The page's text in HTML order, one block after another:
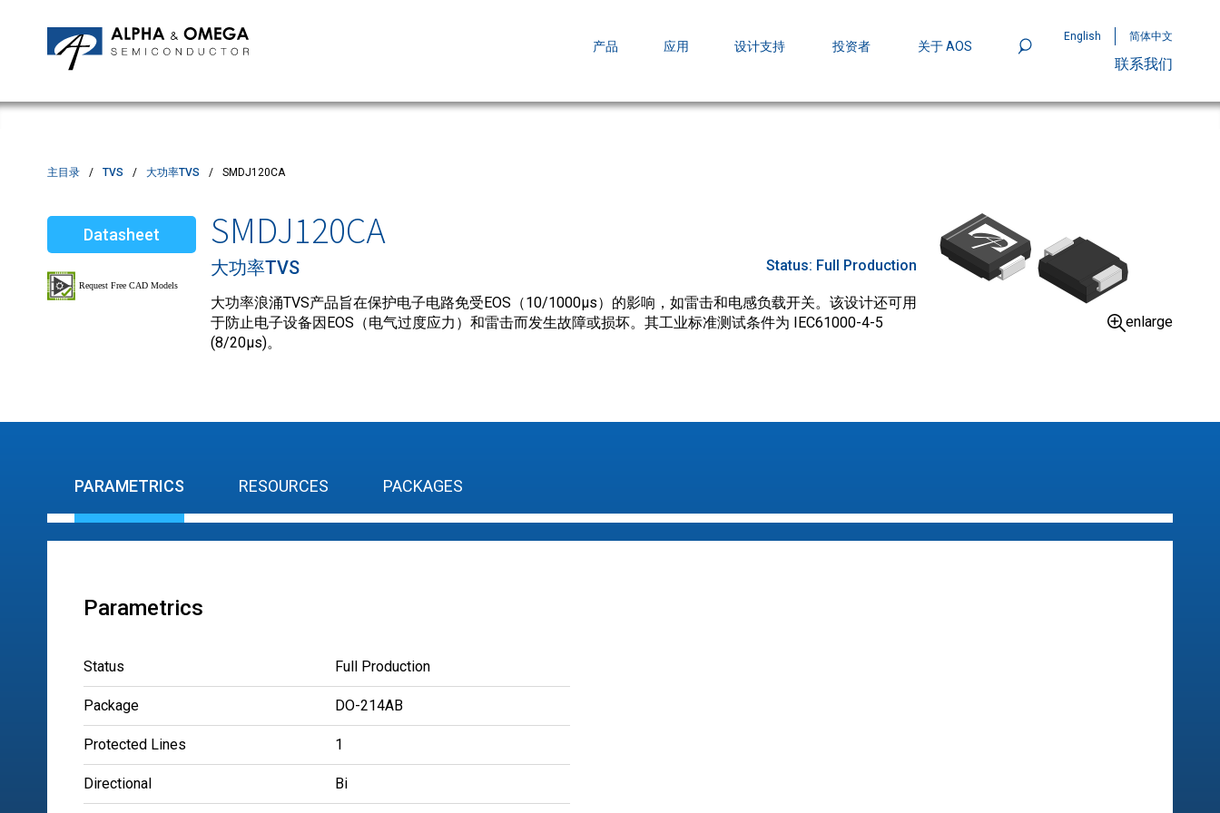
产品 应用 设计支持 投资者 关于 AOS
English 简体中文
联系我们
MOSFETs
Motor Control MCU's
TVS
AOS发布 AmpStack™ 封装：MOSFET 功率密度实现
质量与可靠性
客户满意度调查
主目录 TVS 大功率TVS SMDJ120CA
Datasheet SMDJ120CA
大功率TVS Status: Full Production
大功率浪涌TVS产品旨在保护电子电路免受EOS（10/1000µs）的影响，如雷击和电感负载开关。该设计还可用
于防止电子设备因EOS（电气过度应力）和雷击而发生故障或损坏。其工业标准测试条件为 IEC61000-4-5
(8/20µs)。
enlarge
PARAMETRICS RESOURCES PACKAGES
Parametrics
Status Full Production
Package DO-214AB
Protected Lines 1
Directional Bi